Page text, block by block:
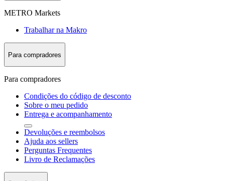
METRO Markets
Trabalhar na Makro
Para compradores
Para compradores
Condições do código de desconto
Sobre o meu pedido
Entrega e acompanhamento
Devoluções e reembolsos
Ajuda aos sellers
Perguntas Frequentes
Livro de Reclamações